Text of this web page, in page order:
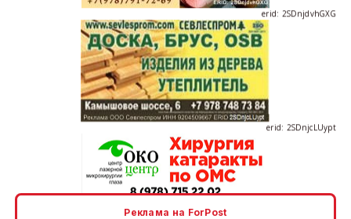
erid: 2SDnjcLUypt
Реклама на ForPost